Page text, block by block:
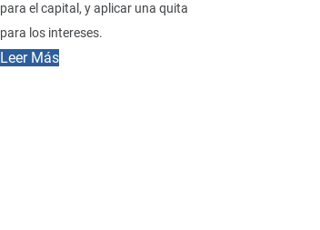
para el capital, y aplicar una quita
para los intereses.
Leer Más